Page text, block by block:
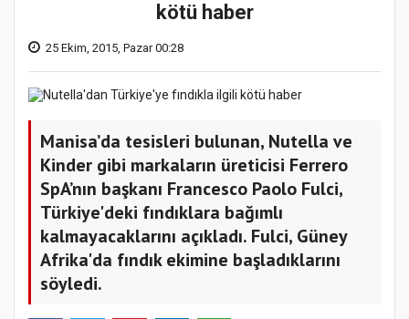
kötü haber
25 Ekim, 2015, Pazar 00:28
Manisa’da tesisleri bulunan, Nutella ve
Kinder gibi markaların üreticisi Ferrero
SpA’nın başkanı Francesco Paolo Fulci,
Türkiye'deki fındıklara bağımlı
kalmayacaklarını açıkladı. Fulci, Güney
Afrika'da fındık ekimine başladıklarını
söyledi.